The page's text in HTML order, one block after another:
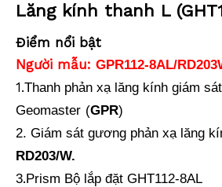
Lăng kính thanh L
Điểm nổi bật
Người mẫu: GPR112-8AL/
1.Thanh phản xạ lăng kính giám
Geomaster (GPR)
2. Giám sát gương phản xạ lăng
RD203/W.
3.Prism Bộ lắp đặt GHT112-8AL